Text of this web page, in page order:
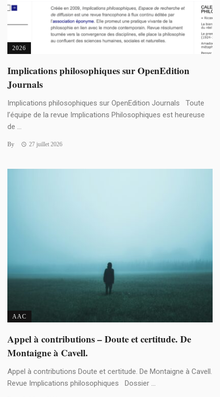
2026
Implications philosophiques sur OpenEdition
Journals
Implications philosophiques sur OpenEdition Journals Toute
l’équipe de la revue Implications Philosophiques est heureuse
de ...
By 27 juillet 2026
AAC
Appel à contributions – Doute et certitude. De
Montaigne à Cavell.
Appel à contributions Doute et certitude. De Montaigne à Cavell.
Revue Implications philosophiques Dossier ...